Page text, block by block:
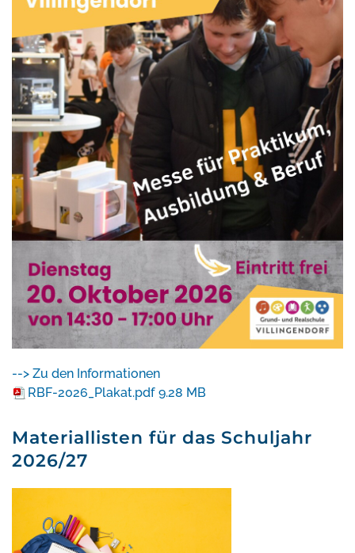
--> Zu den Informationen
RBF-2026_Plakat.pdf 9.28 MB
Materiallisten für das Schuljahr
2026/27